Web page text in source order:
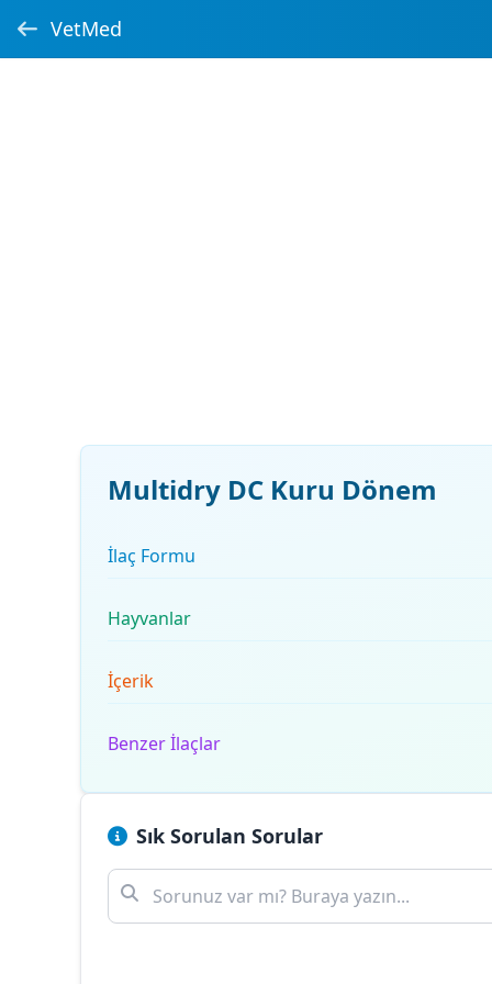
VetMed
Multidry DC Kuru Dönem
İlaç Formu
Hayvanlar
İçerik
Benzer İlaçlar
Sık Sorulan Sorular